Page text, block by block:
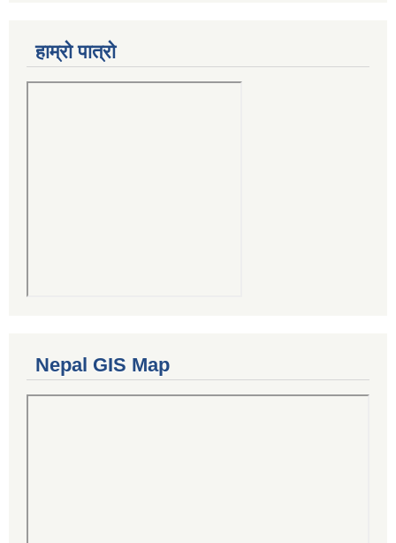
हाम्रो पात्रो
Nepal GIS Map